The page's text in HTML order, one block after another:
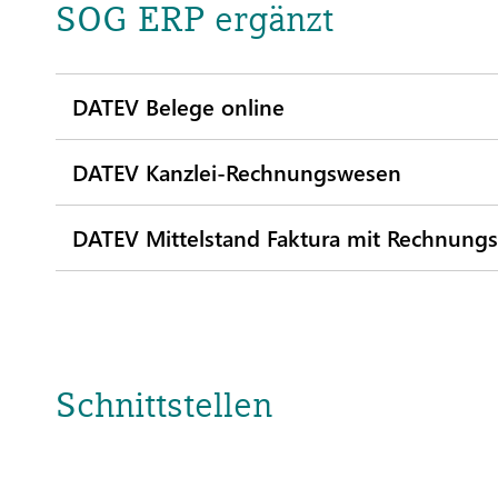
SOG ERP ergänzt
DATEV Belege online
DATEV Kanzlei-Rechnungswesen
DATEV Mittelstand Faktura mit
Schnittstellen